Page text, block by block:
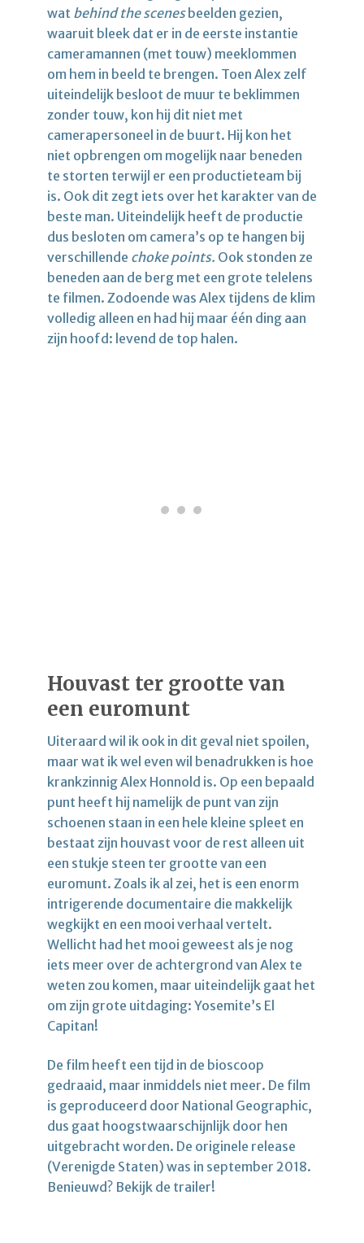
wat behind the scenesbeelden gezien,
waaruit bleek dat er in de eerste instantie
cameramannen (met touw) meeklommen
om hem in beeld te brengen. Toen Alex zelf
uiteindelijk besloot de muur te beklimmen
zonder touw, kon hij dit niet met
camerapersoneel in de buurt. Hij kon het
niet opbrengen om mogelijk naar beneden
te storten terwijl er een productieteam bij
is. Ook dit zegt iets over het karakter van de
beste man. Uiteindelijk heeft de productie
dus besloten om camera’s op te hangen bij
verschillende choke points. Ook stonden ze
beneden aan de berg met een grote telelens
te filmen. Zodoende was Alex tijdens de klim
volledig alleen en had hij maar één ding aan
zijn hoofd: levend de top halen.
Houvast ter grootte van
een euromunt
Uiteraard wil ik ook in dit geval niet spoilen,
maar wat ik wel even wil benadrukken is hoe
krankzinnig Alex Honnold is. Op een bepaald
punt heeft hij namelijk de punt van zijn
schoenen staan in een hele kleine spleet en
bestaat zijn houvast voor de rest alleen uit
een stukje steen ter grootte van een
euromunt. Zoals ik al zei, het is een enorm
intrigerende documentaire die makkelijk
wegkijkt en een mooi verhaal vertelt.
Wellicht had het mooi geweest als je nog
iets meer over de achtergrond van Alex te
weten zou komen, maar uiteindelijk gaat het
om zijn grote uitdaging: Yosemite’s El
Capitan!
De film heeft een tijd in de bioscoop
gedraaid, maar inmiddels niet meer. De film
is geproduceerd door National Geographic,
dus gaat hoogstwaarschijnlijk door hen
uitgebracht worden. De originele release
(Verenigde Staten) was in september 2018.
Benieuwd? Bekijk de trailer!